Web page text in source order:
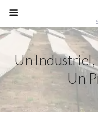
Un Industriel,
Un